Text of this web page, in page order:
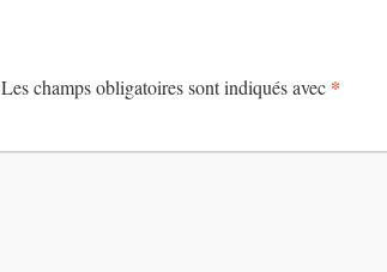
Les champs obligatoires sont indiqués avec *